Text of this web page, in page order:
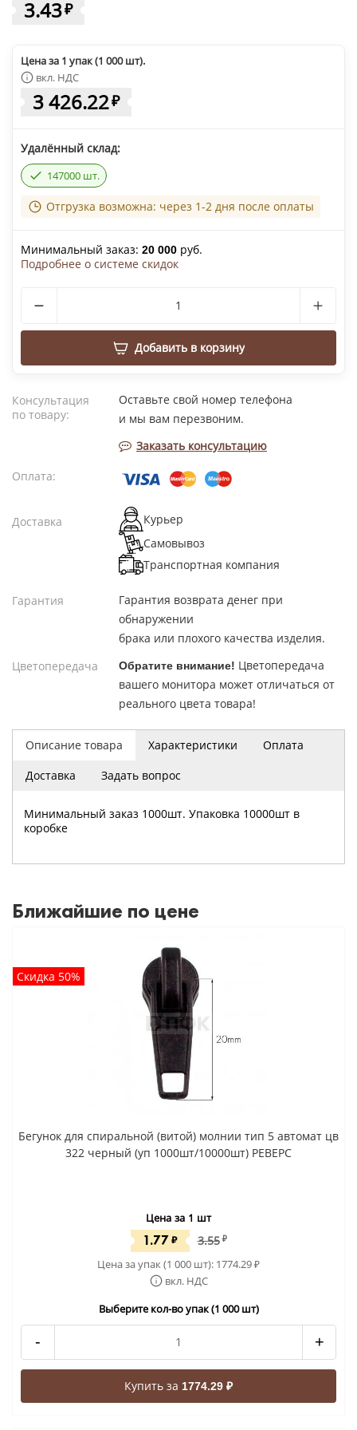
3.43₽
Цена за 1 упак (1 000 шт).
вкл. НДС
3 426.22₽
Удалённый склад:
147000 шт.
Отгрузка возможна: через 1-2 дня после оплаты
Минимальный заказ: 20 000 руб.
Подробнее о системе скидок
Добавить в корзину
Описание товара Характеристики
Оплата
Доставка
Задать вопрос
Минимальный заказ 1000шт. Упаковка 10000шт в
коробке
Консультация
по товару:
Оставьте свой номер телефона
и мы вам перезвоним.
Заказать консультацию
Оплата:
Доставка
Курьер
Самовывоз
Транспортная компания
Гарантия
Гарантия возврата денег при
обнаружении
брака или плохого качества изделия.
Цветопередача
Обратите внимание! Цветопередача
вашего монитора может отличаться от
реального цвета товара!
Ближайшие по цене
Скидка 50%
Бегунок для спиральной (витой) молнии тип 5 автомат цв
322 черный (уп 1000шт/10000шт) РЕВЕРС
Цена за 1 шт
1.77 ₽ 3.55 ₽
Цена за упак (1 000 шт): 1774.29₽
вкл. НДС
Выберите кол-во упак (1 000 шт)
- +
Купить за 1774.29 ₽